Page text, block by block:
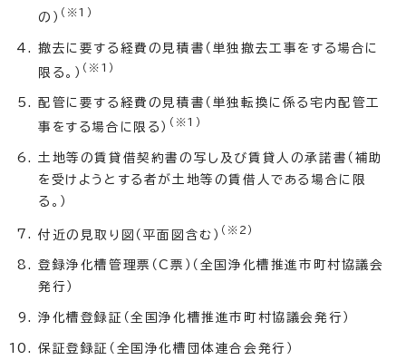
の） （※1）
撤去に要する経費の見積書（単独撤去工事をする場合に
限る。） （※1）
配管に要する経費の見積書（単独転換に係る宅内配管工
事をする場合に限る） （※1）
土地等の賃貸借契約書の写し及び賃貸人の承諾書（補助
を受けようとする者が土地等の賃借人である場合に限
る。）
付近の見取り図（平面図含む） （※2）
登録浄化槽管理票（C票）（全国浄化槽推進市町村協議会
発行）
浄化槽登録証（全国浄化槽推進市町村協議会発行）
保証登録証（全国浄化槽団体連合会発行）